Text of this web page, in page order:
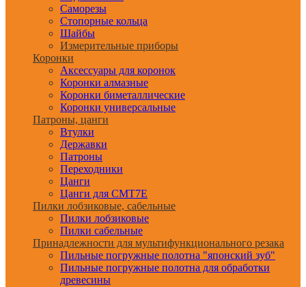
Саморезы
Стопорные кольца
Шайбы
Измерительные приборы
Коронки
Аксессуары для коронок
Коронки алмазные
Коронки биметаллические
Коронки универсальные
Патроны, цанги
Втулки
Державки
Патроны
Переходники
Цанги
Цанги для CMT7E
Пилки лобзиковые, сабельные
Пилки лобзиковые
Пилки сабельные
Принадлежности для мультифункционального резака
Пильные погружные полотна "японский зуб"
Пильные погружные полотна для обработки
древесины